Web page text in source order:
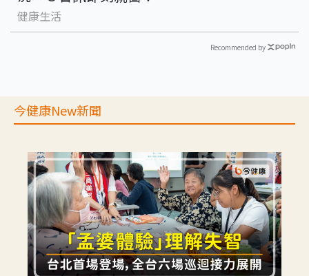
健康生活
Recommended by
今健康New新聞